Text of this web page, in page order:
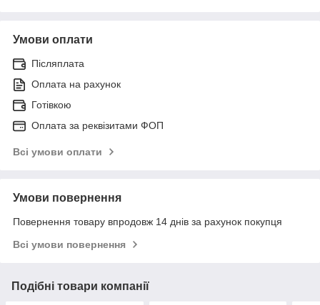
Умови оплати
Післяплата
Оплата на рахунок
Готівкою
Оплата за реквізитами ФОП
Всі умови оплати
Умови повернення
Повернення товару впродовж 14 днів за рахунок покупця
Всі умови повернення
Подібні товари компанії